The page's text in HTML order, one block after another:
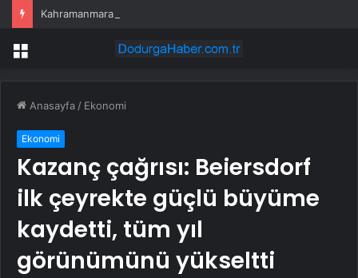
Menü
Anasayfa / Ekonomi
Ekonomi
Kazanç çağrısı: Beiersdorf
ilk çeyrekte güçlü büyüme
kaydetti, tüm yıl
görünümünü yükseltti